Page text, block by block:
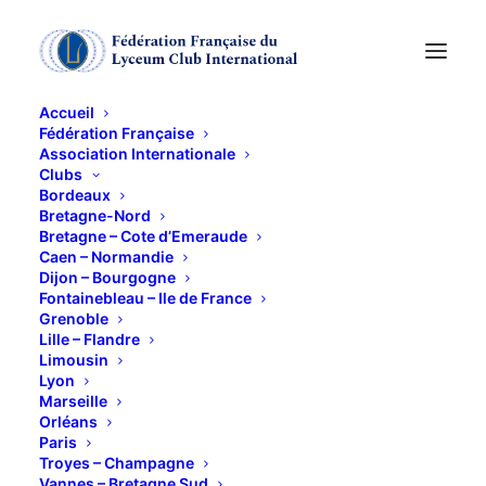
Accueil
Fédération Française
Association Internationale
Clubs
Bordeaux
Bretagne-Nord
Bretagne – Cote d’Emeraude
Caen – Normandie
Dijon – Bourgogne
Fontainebleau – Ile de France
Grenoble
Lille – Flandre
Limousin
Lyon
Marseille
Orléans
Paris
Troyes – Champagne
Les Compagnons du
Tour de France